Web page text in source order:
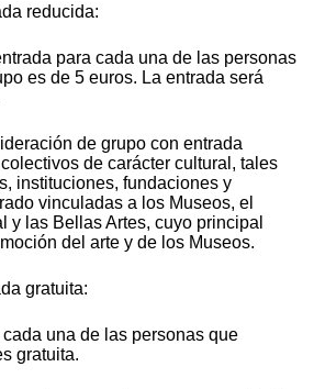
reducida:
para cada una de las personas
es de 5 euros. La entrada será
de grupo con entrada
de carácter cultural, tales
instituciones, fundaciones y
vinculadas a los Museos, el
y las Bellas Artes, cuyo principal
del arte y de los Museos.
gratuita:
una de las personas que
gratuita.